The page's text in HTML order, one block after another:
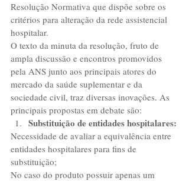
Resolução Normativa que dispõe sobre os
critérios para alteração da rede assistencial
hospitalar.
O texto da minuta da resolução, fruto de
ampla discussão e encontros promovidos
pela ANS junto aos principais atores do
mercado da saúde suplementar e da
sociedade civil, traz diversas inovações. As
principais propostas em debate são:
Substituição de entidades hospitalares:
Necessidade de avaliar a equivalência entre
entidades hospitalares para fins de
substituição;
No caso do produto possuir apenas um